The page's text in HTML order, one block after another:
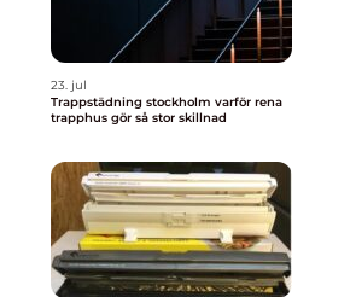
23. jul
Trappstädning stockholm varför rena
trapphus gör så stor skillnad